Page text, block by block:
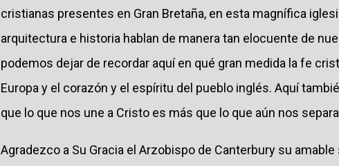
cristianas presentes en Gran Bretaña, en esta magnífica
arquitectura e historia hablan de manera tan elocuente de
podemos dejar de recordar aquí en qué gran medida la fe
Europa y el corazón y el espíritu del pueblo inglés. Aquí
que lo que nos une a Cristo es más que lo que aún nos
Agradezco a Su Gracia el Arzobispo de Canterbury su amable